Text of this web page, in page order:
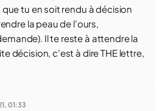
tu en soit rendu à décision
la peau de l'ours,
Il te reste à attendre la
décision, c'est à dire THE lettre,
01:33